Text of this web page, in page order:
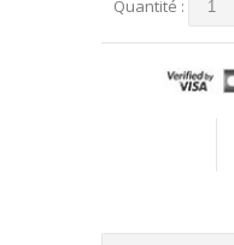
Quantité :